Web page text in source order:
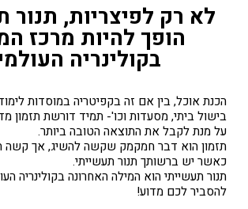
לא רק לפיצריות, תנור
הופך להיות מרכז
בקולינריה
הכנת אוכל, בין אם זה בקפיטריה במוסדות
בישול ביתי, מסעדות וכו'- תמיד דורשת תזמון
על מנת לקבל את התוצאה הטובה ביותר.
תזמון הוא דבר חמקמק שקשה להשיג, אך קשה
כאשר יש ברשותך תנור תעשייתי.
תנור תעשייתי הוא המילה האחרונה בקולינריה
להסביר לכם מדוע!